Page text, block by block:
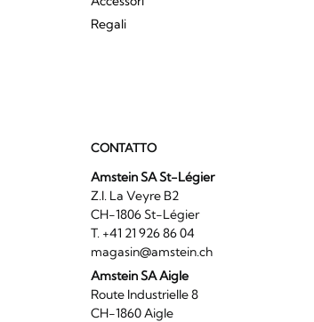
Regali
CONTATTO
Amstein SA St-Légier
Z.I. La Veyre B2
CH-1806 St-Légier
T. +41 21 926 86 04
magasin@amstein.ch
Amstein SA Aigle
Route Industrielle 8
CH-1860 Aigle